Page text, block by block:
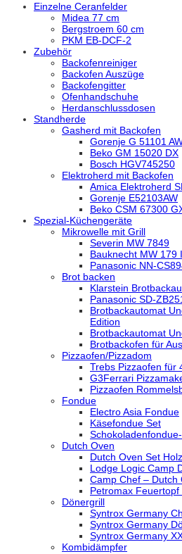
Einzelne Ceranfelder
Midea 77 cm
Bergstroem 60 cm
PKM EB-DCF-2
Zubehör
Backofenreiniger
Backofen Auszüge
Backofengitter
Ofenhandschuhe
Herdanschlussdosen
Standherde
Gasherd mit Backofen
Gorenje G 51101
Beko GM 15020 DX
Bosch HGV745250
Elektroherd mit Backofen
Amica Elektroherd
Gorenje E52103AW
Beko CSM 67300
Spezial-Küchengeräte
Mikrowelle mit Grill
Severin MW 7849
Bauknecht MW 179
Panasonic NN-
Brot backen
Klarstein
Panasonic SD-
Brotbackautomat
Edition
Brotbackautomat
Brotbackofen für
Pizzaofen/Pizzadom
Trebs Pizzaofen für
G3Ferrari
Pizzaofen
Fondue
Electro Asia Fondue
Käsefondue Set
Dutch Oven
Dutch Oven Set
Lodge Logic Camp
Camp Chef – Dutch
Petromax Feuertopf
Dönergrill
Syntrox Germany
Syntrox Germany
Syntrox Germany
Kombidämpfer